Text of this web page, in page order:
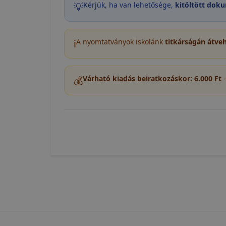
💡Kérjük, ha van lehetősége, kitöltött
ℹ️A nyomtatványok iskolánk titkárságán
💰Várható kiadás beiratkozáskor: 6.000 Ft
tudja
Felhívjuk
lesznek
tervezettől